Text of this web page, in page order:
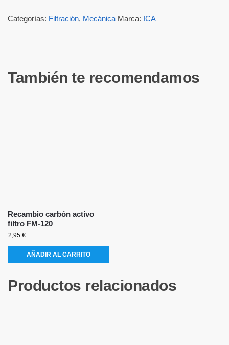
Categorías: Filtración, Mecánica Marca: ICA
También te recomendamos
Recambio carbón activo
filtro FM-120
2,95 €
AÑADIR AL CARRITO
Productos relacionados